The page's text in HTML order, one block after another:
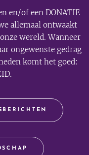
en/of een DONATIE
allemaal ontwaakt
wereld. Wanneer
ongewenste gedrag
komt het goed: